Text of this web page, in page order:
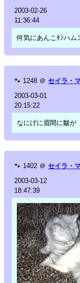
2003-02-26
11:36:44
何気にあんこﾀﾝハム
🐾 1248 ＠ セイラ・
2003-03-01
20:15:22
なにげに眉間に皺が
🐾 1402 ＠ セイラ・
2003-03-12
18:47:39